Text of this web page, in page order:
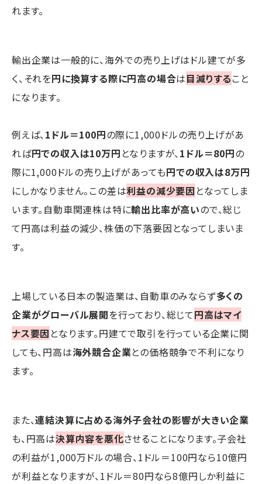
れます。
輸出企業は一般的に、海外での売り上げはドル建てが多
く、それを円に換算する際に円高の場合は目減りすること
になります。
例えば、1ドル＝100円の際に1,000ドルの売り上げがあ
れば円での収入は10万円 となりますが、1ドル＝80円の
際に1,000ドルの売り上げがあっても円での収入は8万円
にしかなりません。この差は利益の減少要因 となってしま
います。自動車関連株は特に輸出比率が高いので、総じ
て円高は利益の減少、株価の下落要因となってしまいま
す。
上場している日本の製造業は、自動車のみならず多くの
企業がグローバル展開を行っており、総じて円高はマイ
ナス要因 となります。円建てで取引を行っている企業に関
しても、円高は海外競合企業との価格競争で不利になり
ます。
また、連結決算に占める海外子会社の影響が大きい企業
も、円高は決算内容を悪化させることになります。子会社
の利益が1,000万ドルの場合、1ドル＝100円なら10億円
が利益となりますが、1ドル＝80円なら8億円しか利益に